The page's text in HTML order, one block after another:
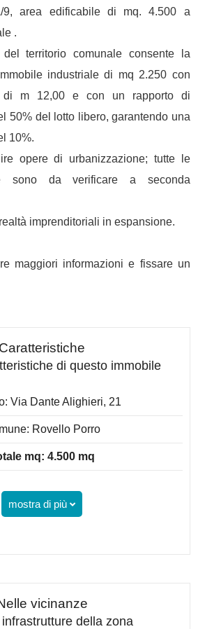
9, area edificabile di mq. 4.500 a
.
territorio comunale consente la
industriale di mq 2.250 con
di m 12,00 e con un rapporto di
50% del lotto libero, garantendo una
10%.
opere di urbanizzazione; tutte le
sono da verificare a seconda
imprenditoriali in espansione.
maggiori informazioni e fissare un
Caratteristiche
di questo immobile
Via Dante Alighieri, 21
Rovello Porro
mq: 4.500 mq
mostra di più
vicinanze
della zona